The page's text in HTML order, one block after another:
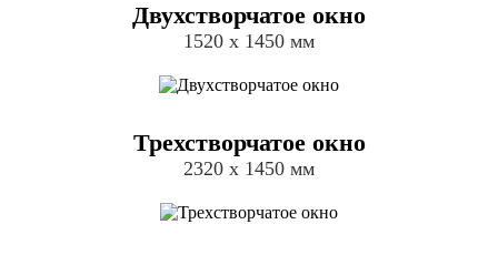
Двухстворчатое окно
1520 х 1450 мм
Трехстворчатое окно
2320 х 1450 мм